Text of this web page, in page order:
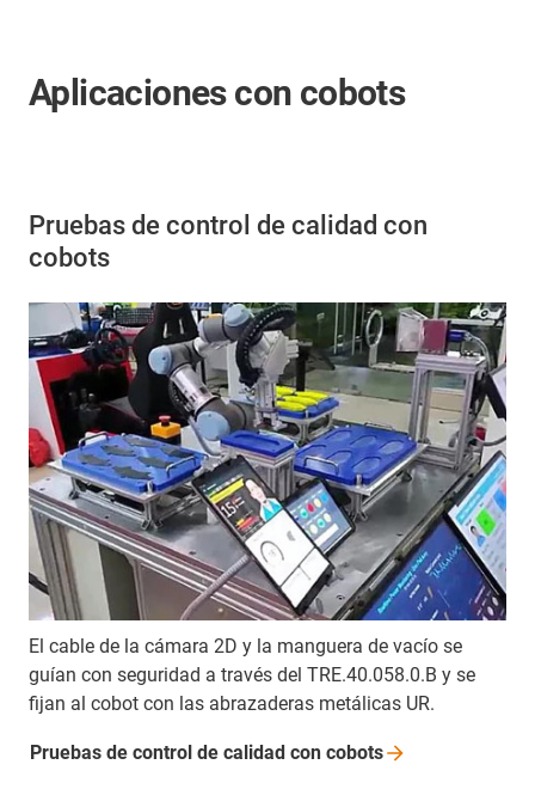
Aplicaciones con cobots
Pruebas de control de calidad con
cobots
El cable de la cámara 2D y la manguera de vacío se
guían con seguridad a través del TRE.40.058.0.B y se
fijan al cobot con las abrazaderas metálicas UR.
Pruebas de control de calidad con cobots